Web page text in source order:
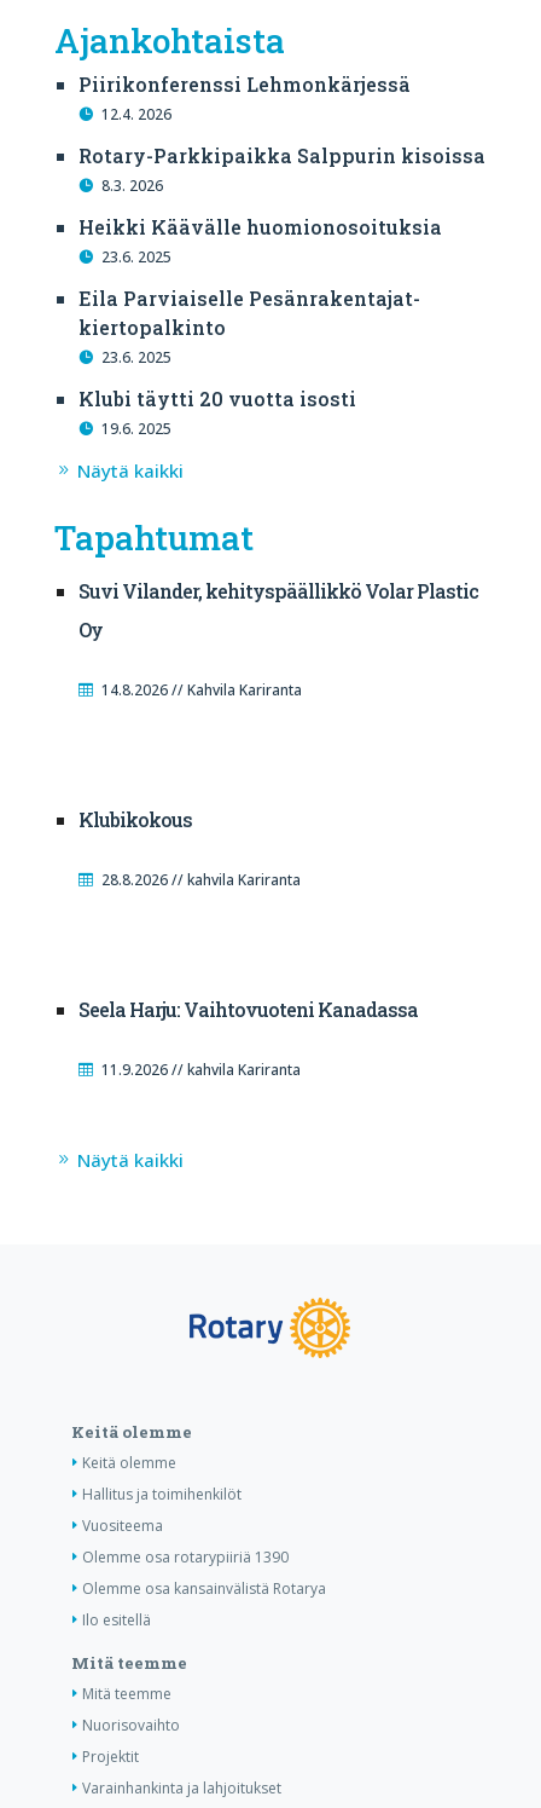
Ajankohtaista
Piirikonferenssi Lehmonkärjessä
12.4. 2026
Rotary-Parkkipaikka Salppurin kisoissa
8.3. 2026
Heikki Käävälle huomionosoituksia
23.6. 2025
Eila Parviaiselle Pesänrakentajat-
kiertopalkinto
23.6. 2025
Klubi täytti 20 vuotta isosti
19.6. 2025
Näytä kaikki
Tapahtumat
Suvi Vilander, kehityspäällikkö Volar Plastic
Oy
14.8.2026 // Kahvila Kariranta
Klubikokous
28.8.2026 // kahvila Kariranta
Seela Harju: Vaihtovuoteni Kanadassa
11.9.2026 // kahvila Kariranta
Näytä kaikki
Keitä olemme
Keitä olemme
Hallitus ja toimihenkilöt
Vuositeema
Olemme osa rotarypiiriä 1390
Olemme osa kansainvälistä Rotarya
Ilo esitellä
Mitä teemme
Mitä teemme
Nuorisovaihto
Projektit
Varainhankinta ja lahjoitukset